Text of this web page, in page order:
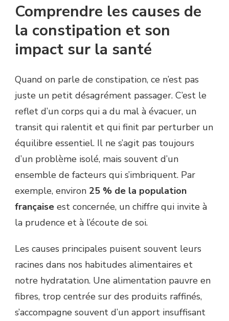
Comprendre les causes de
la constipation et son
impact sur la santé
Quand on parle de constipation, ce n’est pas
juste un petit désagrément passager. C’est le
reflet d’un corps qui a du mal à évacuer, un
transit qui ralentit et qui finit par perturber un
équilibre essentiel. Il ne s’agit pas toujours
d’un problème isolé, mais souvent d’un
ensemble de facteurs qui s’imbriquent. Par
exemple, environ 25 % de la population
française est concernée, un chiffre qui invite à
la prudence et à l’écoute de soi.
Les causes principales puisent souvent leurs
racines dans nos habitudes alimentaires et
notre hydratation. Une alimentation pauvre en
fibres, trop centrée sur des produits raffinés,
s’accompagne souvent d’un apport insuffisant